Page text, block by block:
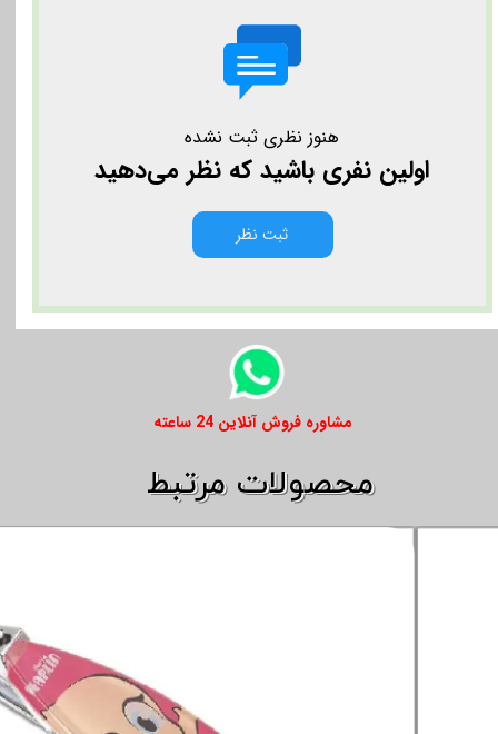
هنوز نظری ثبت نشده
اولین نفری باشید که نظر می‌دهید
ثبت نظر
​​مشاوره فروش آنلاین 24 ساعته
​​محصولات مرتبط